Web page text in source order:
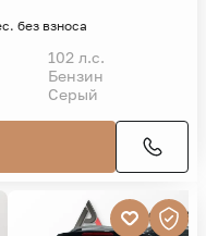
без взноса
102 л.с.
Бензин
Серый